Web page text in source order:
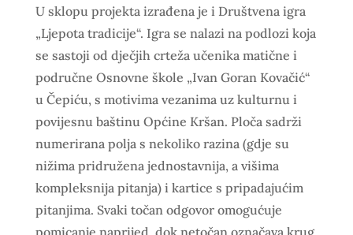
U sklopu projekta izrađena je i Društvena igra
„Ljepota tradicije“. Igra se nalazi na podlozi koja
se sastoji od dječjih crteža učenika matične i
područne Osnovne škole „Ivan Goran Kovačić“
u Čepiću, s motivima vezanima uz kulturnu i
povijesnu baštinu Općine Kršan. Ploča sadrži
numerirana polja s nekoliko razina (gdje su
nižima pridružena jednostavnija, a višima
kompleksnija pitanja) i kartice s pripadajućim
pitanjima. Svaki točan odgovor omogućuje
pomicanje naprijed, dok netočan označava krug